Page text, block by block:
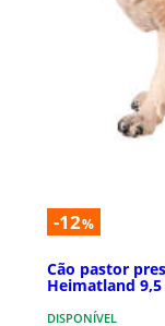
-12%
Cão pastor
Heimatland 9,5
DISPONÍVEL